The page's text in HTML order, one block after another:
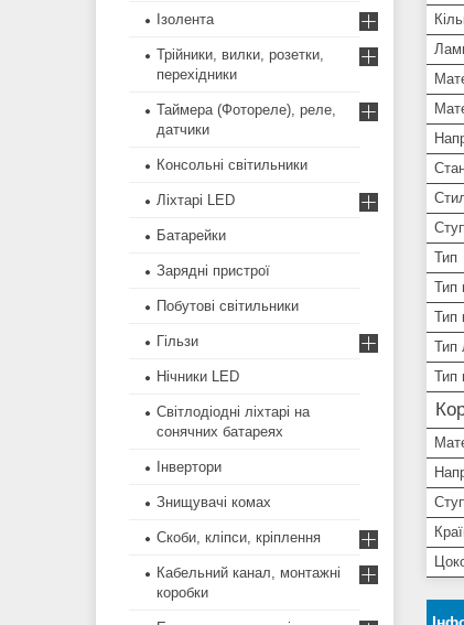
Тип
Тип
Тип
Тип
Тип
Ізолента
Трійники, вилки, розетки,
перехідники
Таймера (Фотореле), реле,
датчики
Консольні світильники
Ліхтарі LED
Батарейки
Зарядні пристрої
Побутові світильники
Гільзи
Нічники LED
Світлодіодні ліхтарі на
сонячних батареях
Інвертори
Знищувачі комах
Скоби, кліпси, кріплення
Кабельний канал, монтажні
коробки